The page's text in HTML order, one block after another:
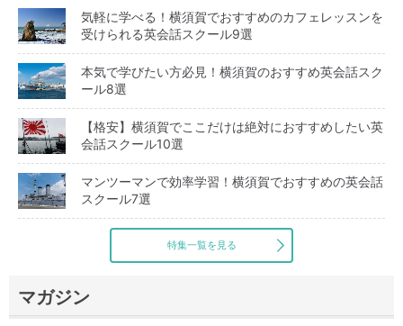
気軽に学べる！横須賀でおすすめのカフェレッスンを
受けられる英会話スクール9選
本気で学びたい方必見！横須賀のおすすめ英会話スク
ール8選
【格安】横須賀でここだけは絶対におすすめしたい英
会話スクール10選
マンツーマンで効率学習！横須賀でおすすめの英会話
スクール7選
特集一覧を見る
マガジン